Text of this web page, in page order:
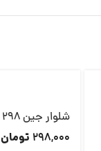
شلوار جین 298 کد 11485
298,000 تومان